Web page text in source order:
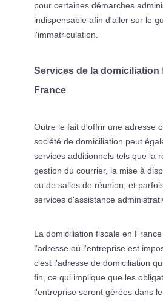
pour certaines démarches
indispensable afin d'aller sur le
l'immatriculation.
Services de la domiciliation
France
Outre le fait d'offrir une adresse
société de domiciliation peut
services additionnels tels que la
gestion du courrier, la mise à
ou de salles de réunion, et
services d'assistance
La domiciliation fiscale en
l'adresse où l'entreprise est
c'est l'adresse de domiciliation
fin, ce qui implique que les
l'entreprise seront gérées dans